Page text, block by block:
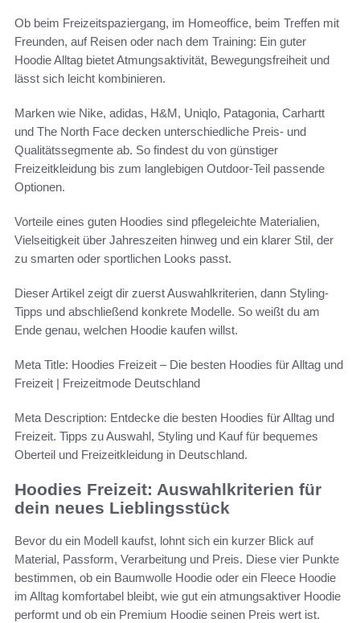
Ob beim Freizeitspaziergang, im Homeoffice, beim Treffen mit
Freunden, auf Reisen oder nach dem Training: Ein guter
Hoodie Alltag bietet Atmungsaktivität, Bewegungsfreiheit und
lässt sich leicht kombinieren.
Marken wie Nike, adidas, H&M, Uniqlo, Patagonia, Carhartt
und The North Face decken unterschiedliche Preis- und
Qualitätssegmente ab. So findest du von günstiger
Freizeitkleidung bis zum langlebigen Outdoor-Teil passende
Optionen.
Vorteile eines guten Hoodies sind pflegeleichte Materialien,
Vielseitigkeit über Jahreszeiten hinweg und ein klarer Stil, der
zu smarten oder sportlichen Looks passt.
Dieser Artikel zeigt dir zuerst Auswahlkriterien, dann Styling-
Tipps und abschließend konkrete Modelle. So weißt du am
Ende genau, welchen Hoodie kaufen willst.
Meta Title: Hoodies Freizeit – Die besten Hoodies für Alltag und
Freizeit | Freizeitmode Deutschland
Meta Description: Entdecke die besten Hoodies für Alltag und
Freizeit. Tipps zu Auswahl, Styling und Kauf für bequemes
Oberteil und Freizeitkleidung in Deutschland.
Hoodies Freizeit: Auswahlkriterien für
dein neues Lieblingsstück
Bevor du ein Modell kaufst, lohnt sich ein kurzer Blick auf
Material, Passform, Verarbeitung und Preis. Diese vier Punkte
bestimmen, ob ein Baumwolle Hoodie oder ein Fleece Hoodie
im Alltag komfortabel bleibt, wie gut ein atmungsaktiver Hoodie
performt und ob ein Premium Hoodie seinen Preis wert ist.